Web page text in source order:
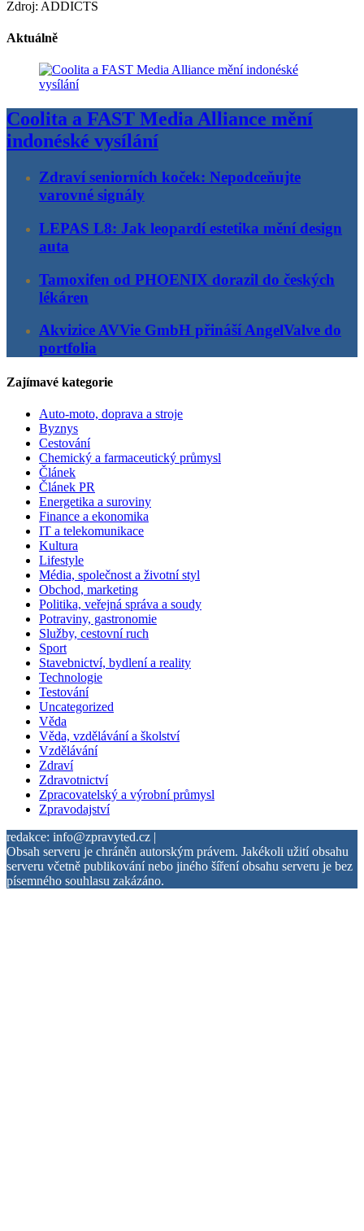
Zdroj: ADDICTS
Aktuálně
Coolita a FAST Media Alliance mění
indonéské vysílání
Zdraví seniorních koček: Nepodceňujte
varovné signály
LEPAS L8: Jak leopardí estetika mění design
auta
Tamoxifen od PHOENIX dorazil do českých
lékáren
Akvizice AVVie GmbH přináší AngelValve do
portfolia
Zajímavé kategorie
Auto-moto, doprava a stroje
Byznys
Cestování
Chemický a farmaceutický průmysl
Článek
Článek PR
Energetika a suroviny
Finance a ekonomika
IT a telekomunikace
Kultura
Lifestyle
Média, společnost a životní styl
Obchod, marketing
Politika, veřejná správa a soudy
Potraviny, gastronomie
Služby, cestovní ruch
Sport
Stavebnictví, bydlení a reality
Technologie
Testování
Uncategorized
Věda
Věda, vzdělávání a školství
Vzdělávání
Zdraví
Zdravotnictví
Zpracovatelský a výrobní průmysl
Zpravodajství
redakce: info@zpravyted.cz |
Obsah serveru je chráněn autorským právem. Jakékoli užití obsahu
serveru včetně publikování nebo jiného šíření obsahu serveru je bez
písemného souhlasu zakázáno.